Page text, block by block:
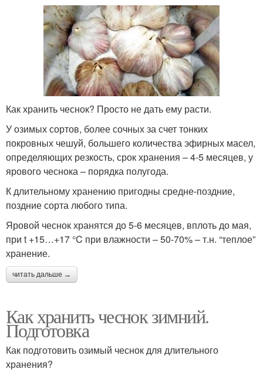
Как хранить чеснок? Просто не дать ему расти.
У озимых сортов, более сочных за счет тонких
покровных чешуй, большего количества эфирных масел,
определяющих резкость, срок хранения – 4-5 месяцев, у
ярового чеснока – порядка полугода.
К длительному хранению пригодны средне-поздние,
поздние сорта любого типа.
Яровой чеснок хранятся до 5-6 месяцев, вплоть до мая,
при t +15…+17 °C при влажности – 50-70% – т.н. “теплое”
хранение.
читать дальше →
Как хранить чеснок зимний.
Подготовка
Как подготовить озимый чеснок для длительного
хранения?